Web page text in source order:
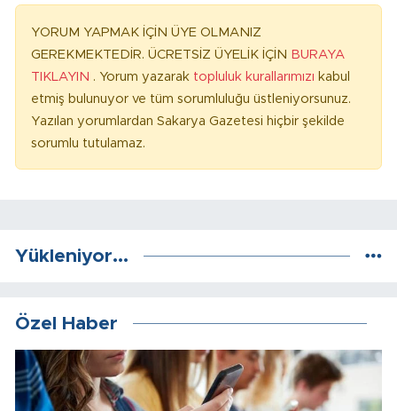
YORUM YAPMAK İÇİN ÜYE OLMANIZ
GEREKMEKTEDİR. ÜCRETSİZ ÜYELİK İÇİN BURAYA
TIKLAYIN . Yorum yazarak topluluk kurallarımızı kabul
etmiş bulunuyor ve tüm sorumluluğu üstleniyorsunuz.
Yazılan yorumlardan Sakarya Gazetesi hiçbir şekilde
sorumlu tutulamaz.
Yükleniyor...
Özel Haber